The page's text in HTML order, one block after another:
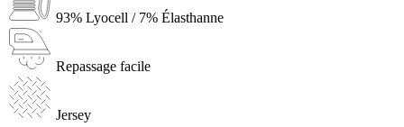
93% Lyocell / 7% Élasthanne
Repassage facile
Jersey